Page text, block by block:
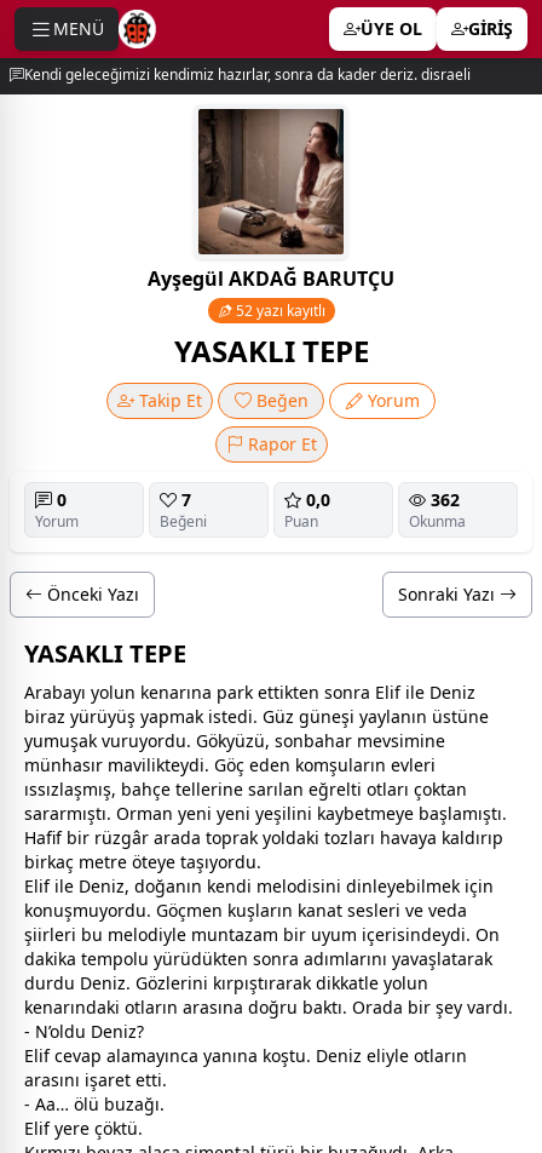
MENÜ ÜYE OL GİRİŞ
Kendi geleceğimizi kendimiz hazırlar, sonra da kader deriz. disraeli
Ayşegül AKDAĞ BARUTÇU
52 yazı kayıtlı
YASAKLI TEPE
Takip Et Beğen
Yorum
Rapor Et
0
Yorum
7
Beğeni
0,0
Puan
362
Okunma
Önceki Yazı Sonraki Yazı
YASAKLI TEPE
Arabayı yolun kenarına park ettikten sonra Elif ile Deniz
biraz yürüyüş yapmak istedi. Güz güneşi yaylanın üstüne
yumuşak vuruyordu. Gökyüzü, sonbahar mevsimine
münhasır mavilikteydi. Göç eden komşuların evleri
ıssızlaşmış, bahçe tellerine sarılan eğrelti otları çoktan
sararmıştı. Orman yeni yeni yeşilini kaybetmeye başlamıştı.
Hafif bir rüzgâr arada toprak yoldaki tozları havaya kaldırıp
birkaç metre öteye taşıyordu.
Elif ile Deniz, doğanın kendi melodisini dinleyebilmek için
konuşmuyordu. Göçmen kuşların kanat sesleri ve veda
şiirleri bu melodiyle muntazam bir uyum içerisindeydi. On
dakika tempolu yürüdükten sonra adımlarını yavaşlatarak
durdu Deniz. Gözlerini kırpıştırarak dikkatle yolun
kenarındaki otların arasına doğru baktı. Orada bir şey vardı.
- N’oldu Deniz?
Elif cevap alamayınca yanına koştu. Deniz eliyle otların
arasını işaret etti.
- Aa… ölü buzağı.
Elif yere çöktü.
menu